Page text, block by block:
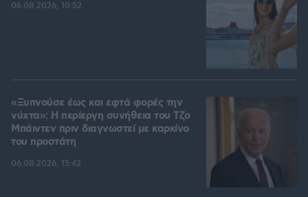
06.08.2026, 10:52
«Ξυπνούσε έως και εφτά φορές την
νύχτα»: Η περίεργη συνήθεια του Τζο
Μπάιντεν πριν διαγνωστεί με καρκίνο
του προστάτη
06.08.2026, 15:42